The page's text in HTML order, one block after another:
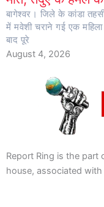
बागेश्वर। जिले के कांडा
में मवेशी चराने गई एक महिला
बाद पूरे
August 4, 2026
Report Ring is the part
house, associated